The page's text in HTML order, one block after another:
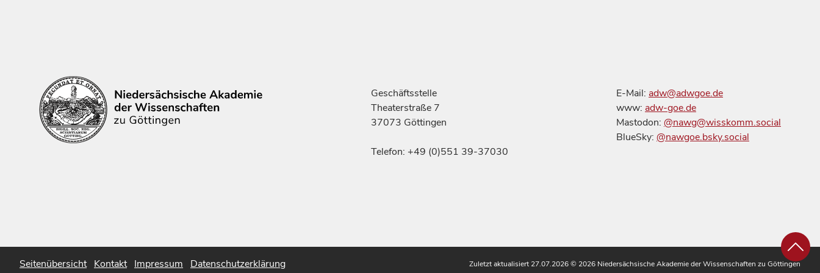
Geschäftsstelle
Theaterstraße 7
37073 Göttingen
Telefon: +49 (0)551 39-37030
E-Mail: adw@adwgoe.de
www: adw-goe.de
Mastodon: @nawg@wisskomm.social
BlueSky: @nawgoe.bsky.social
Seitenübersicht Kontakt Impressum Datenschutzerklärung Zuletzt aktualisiert 27.07.2026© 2026 Niedersächsische Akademie der Wissenschaften zu Göttingen